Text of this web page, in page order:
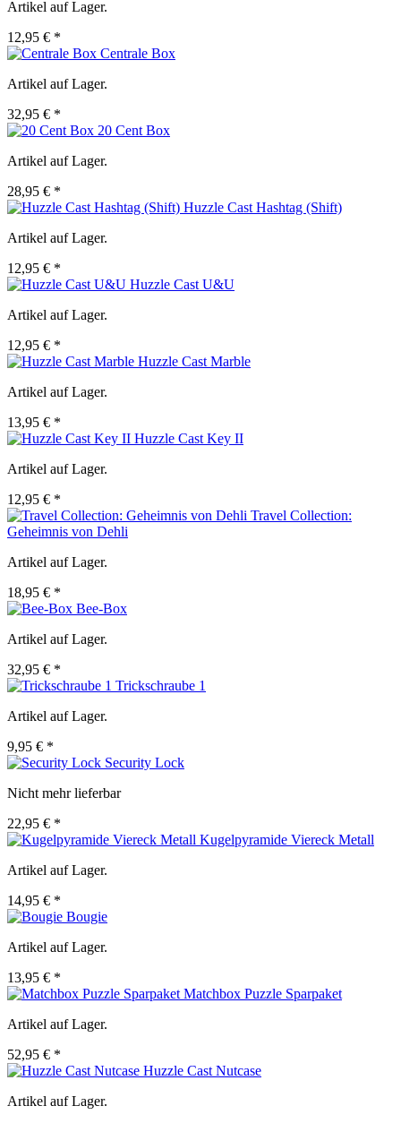
Artikel auf Lager.
12,95 € *
Centrale Box
Artikel auf Lager.
32,95 € *
20 Cent Box
Artikel auf Lager.
28,95 € *
Huzzle Cast Hashtag (Shift)
Artikel auf Lager.
12,95 € *
Huzzle Cast U&U
Artikel auf Lager.
12,95 € *
Huzzle Cast Marble
Artikel auf Lager.
13,95 € *
Huzzle Cast Key II
Artikel auf Lager.
12,95 € *
Travel Collection:
Geheimnis von Dehli
Artikel auf Lager.
18,95 € *
Bee-Box
Artikel auf Lager.
32,95 € *
Trickschraube 1
Artikel auf Lager.
9,95 € *
Security Lock
Nicht mehr lieferbar
22,95 € *
Kugelpyramide Viereck Metall
Artikel auf Lager.
14,95 € *
Bougie
Artikel auf Lager.
13,95 € *
Matchbox Puzzle Sparpaket
Artikel auf Lager.
52,95 € *
Huzzle Cast Nutcase
Artikel auf Lager.